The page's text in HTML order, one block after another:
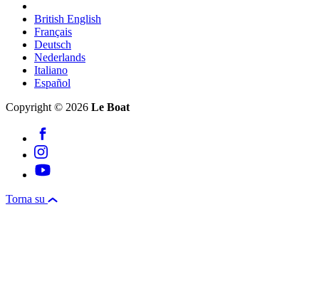
British English
Français
Deutsch
Nederlands
Italiano
Español
Copyright © 2026 Le Boat
Torna su